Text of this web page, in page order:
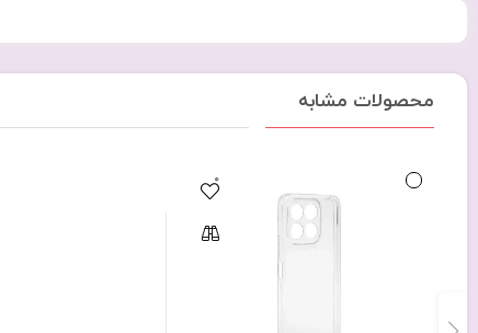
محصولات مشابه
0